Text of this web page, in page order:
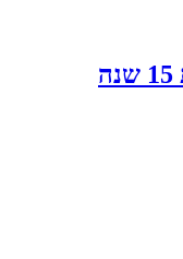
שכחת סיני – אלי סיני: במלאת 15 שנה